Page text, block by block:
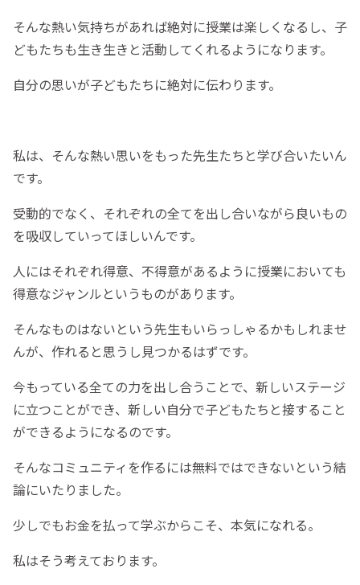
そんな熱い気持ちがあれば絶対に授業は楽しくなるし、子
どもたちも生き生きと活動してくれるようになります。
自分の思いが子どもたちに絶対に伝わります。
私は、そんな熱い思いをもった先生たちと学び合いたいん
です。
受動的でなく、それぞれの全てを出し合いながら良いもの
を吸収していってほしいんです。
人にはそれぞれ得意、不得意があるように授業においても
得意なジャンルというものがあります。
そんなものはないという先生もいらっしゃるかもしれませ
んが、作れると思うし見つかるはずです。
今もっている全ての力を出し合うことで、新しいステージ
に立つことができ、新しい自分で子どもたちと接すること
ができるようになるのです。
そんなコミュニティを作るには無料ではできないという結
論にいたりました。
少しでもお金を払って学ぶからこそ、本気になれる。
私はそう考えております。